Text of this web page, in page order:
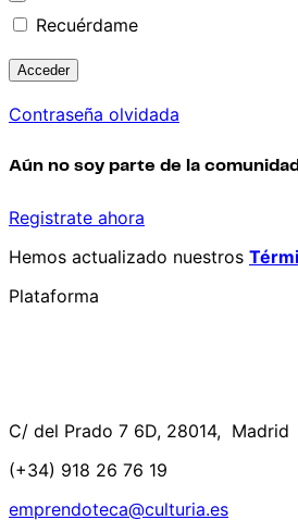
Recuérdame
Contraseña olvidada
Aún no soy parte de la comunidad
Registrate ahora
Hemos actualizado nuestros
Plataforma
C/ del Prado 7 6D, 28014, Madrid
(+34) 918 26 76 19
emprendoteca@culturia.es